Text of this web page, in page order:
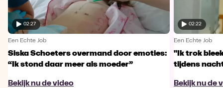
02:27
Een Echte Job
Siska Schoeters overmand door emoties:
“Ik stond daar meer als moeder”
Bekijk nu de video
02:22
Een Echte Job
"Ik trok
tijdens
Bekijk nu de